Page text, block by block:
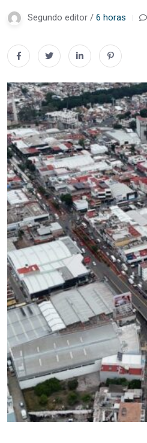
Segundo editor / 6 horas